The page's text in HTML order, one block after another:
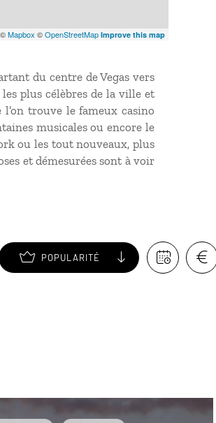
©Mapbox ©OpenStreetMap Improve this map
du centre de Vegas vers
plus célèbres de la ville et
trouve le fameux casino
musicales ou encore le
ou les tout nouveaux, plus
et démesurées sont à voir
POPULARITÉ